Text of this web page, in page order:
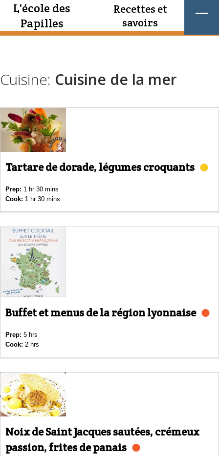
L'école des
Papilles
Recettes et
savoirs
Cuisine: Cuisine de la mer
Tartare de dorade, légumes croquants
Prep: 1 hr 30 mins
Cook: 1 hr 30 mins
Buffet et menus de la région lyonnaise
Prep: 5 hrs
Cook: 2 hrs
Noix de Saint Jacques sautées, crémeux
passion, frites de panais